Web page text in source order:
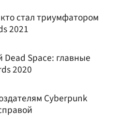
стал триумфатором
2021
Dead Space: главные
2020
Cyberpunk